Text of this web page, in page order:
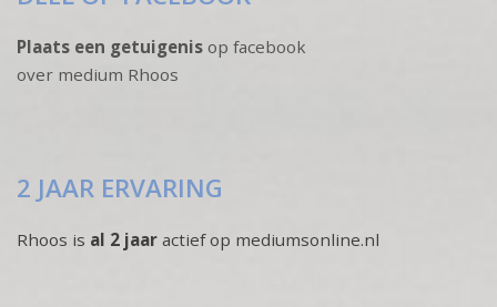
Plaats een getuigenis op facebook
over medium Rhoos
2 JAAR ERVARING
Rhoos is al 2 jaar actief op mediumsonline.nl